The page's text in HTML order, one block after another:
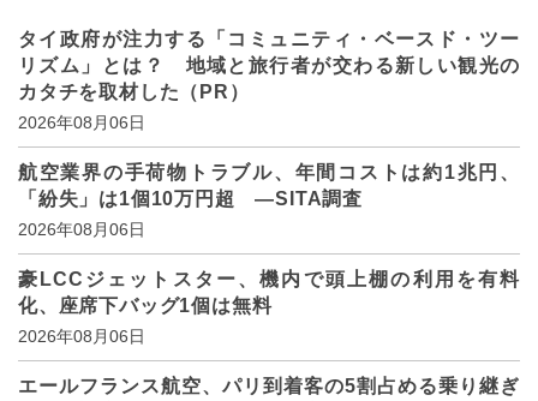
タイ政府が注力する「コミュニティ・ベースド・ツー
リズム」とは？ 地域と旅行者が交わる新しい観光の
カタチを取材した（PR）
2026年08月06日
航空業界の手荷物トラブル、年間コストは約1兆円、
「紛失」は1個10万円超 ―SITA調査
2026年08月06日
豪LCCジェットスター、機内で頭上棚の利用を有料
化、座席下バッグ1個は無料
2026年08月06日
エールフランス航空、パリ到着客の5割占める乗り継ぎ